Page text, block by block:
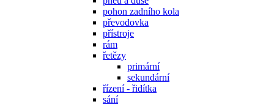
pohon zadního kola
převodovka
přístroje
rám
řetězy
primární
sekundární
řízení - řidítka
sání